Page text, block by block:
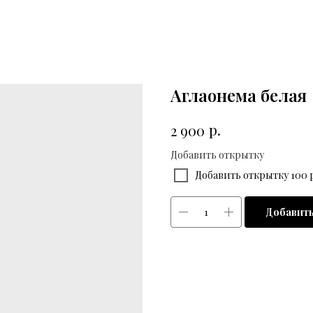
Аглаонема белая
2 900 р.
Добавить открытку
Добавить открытку 100